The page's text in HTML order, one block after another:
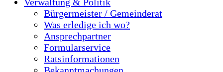
Bürgermeister / Gemeinderat
Was erledige ich wo?
Ansprechpartner
Formularservice
Ratsinformationen